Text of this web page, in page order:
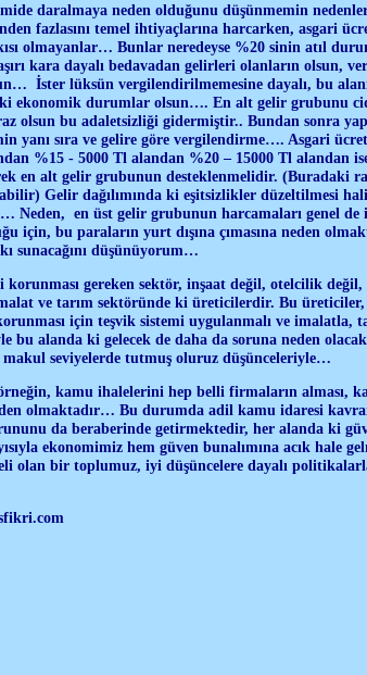
daralmaya neden olduğunu düşünmemin
fazlasını temel ihtiyaçlarına harcarken, asgari
olmayanlar… Bunlar neredeyse %20 sinin atıl
kara dayalı bedavadan gelirleri olanların olsun,
İster lüksün vergilendirilmemesine dayalı, bu
ekonomik durumlar olsun…. En alt gelir grubunu
olsun bu adaletsizliği gidermiştir.. Bundan sonra
yanı sıra ve gelire göre vergilendirme…. Asgari
%15 - 5000 Tl alandan %20 – 15000 Tl alandan
en alt gelir grubunun desteklenmelidir. (Buradaki
Gelir dağılımında ki eşitsizlikler düzeltilmesi
Neden, en üst gelir grubunun harcamaları genel de
için, bu paraların yurt dışına çımasına neden
sunacağını düşünüyorum…
gereken sektör, inşaat değil, otelcilik değil,
ve tarım sektöründe ki üreticilerdir. Bu
için teşvik sistemi uygulanmalı ve imalatla,
bu alanda ki gelecek de daha da soruna neden
makul seviyelerde tutmuş oluruz düşünceleriyle…
kamu ihalelerini hep belli firmaların alması,
olmaktadır… Bu durumda adil kamu idaresi
da beraberinde getirmektedir, her alanda ki
ekonomimiz hem güven bunalımına acık hale
olan bir toplumuz, iyi düşüncelere dayalı